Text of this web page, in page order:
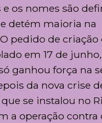
os nomes são
detém maioria na
pedido de criação
em 17 de
ganhou força na
da nova crise
se instalou no
a operação contra